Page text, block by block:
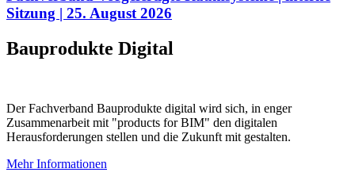
Sitzung | 25. August 2026
​​​​​​​Bauprodukte Digital
Der Fachverband Bauprodukte digital wird sich, in enger
Zusammenarbeit mit "products for BIM" den digitalen
Herausforderungen stellen und die Zukunft mit gestalten.
Mehr Informationen